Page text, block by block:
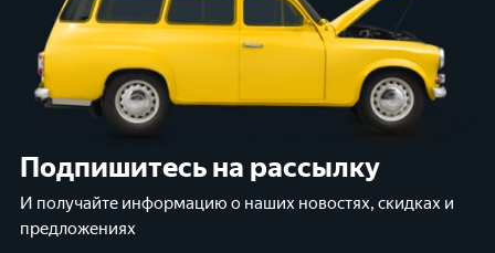
Подпишитесь на рассылку
И получайте информацию о наших новостях, скидках и
предложениях